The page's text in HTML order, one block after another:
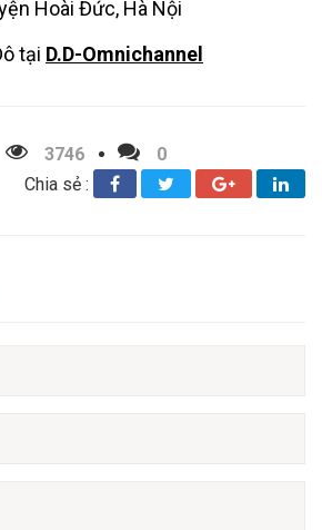
Hoài Đức, Hà Nội
tại D.D-Omnichannel
3746
0
Chia sẻ :